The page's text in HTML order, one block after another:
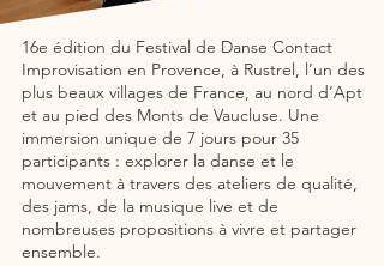
16e édition du Festival de Danse Contact
Improvisation en Provence, à Rustrel, l’un des
plus beaux villages de France, au nord d’Apt
et au pied des Monts de Vaucluse. Une
immersion unique de 7 jours pour 35
participants : explorer la danse et le
mouvement à travers des ateliers de qualité,
des jams, de la musique live et de
nombreuses propositions à vivre et partager
ensemble.